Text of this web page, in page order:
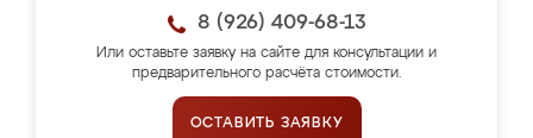
8 (926) 409-68-13
Или оставьте заявку на сайте для консультации и
предварительного расчёта стоимости.
ОСТАВИТЬ ЗАЯВКУ